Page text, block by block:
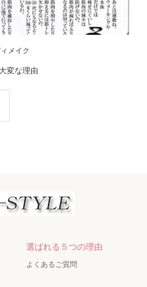
メイク
変な理由
選ばれる５つの理由
よくあるご質問